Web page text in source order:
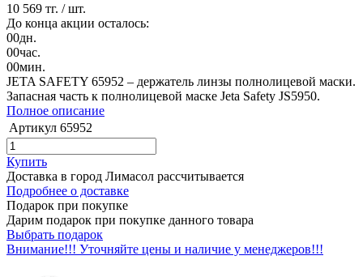
10 569 тг. / шт.
До конца акции осталось:
00дн.
00час.
00мин.
JETA SAFETY 65952 – держатель линзы полнолицевой маски.
Запасная часть к полнолицевой маске Jeta Safety JS5950.
Полное описание
Артикул 65952
Купить
Доставка в город Лимасол рассчитывается
Подробнее о доставке
Подарок при покупке
Дарим подарок при покупке данного товара
Выбрать подарок
Внимание!!! Уточняйте цены и наличие у менеджеров!!!